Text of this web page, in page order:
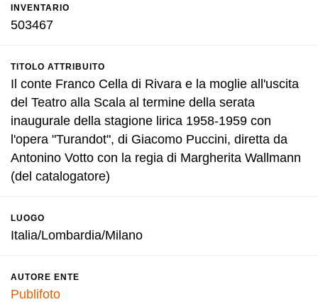
INVENTARIO
503467
TITOLO ATTRIBUITO
Il conte Franco Cella di Rivara e la moglie all'uscita
del Teatro alla Scala al termine della serata
inaugurale della stagione lirica 1958-1959 con
l'opera "Turandot", di Giacomo Puccini, diretta da
Antonino Votto con la regia di Margherita Wallmann
(del catalogatore)
LUOGO
Italia/Lombardia/Milano
AUTORE ENTE
Publifoto